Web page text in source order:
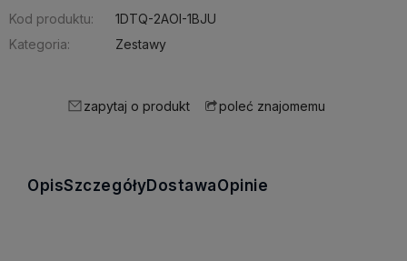
Kod produktu:
1DTQ-2AOI-1BJU
Kategoria:
Zestawy
zapytaj o produkt poleć znajomemu
OpisSzczegółyDostawaOpinie